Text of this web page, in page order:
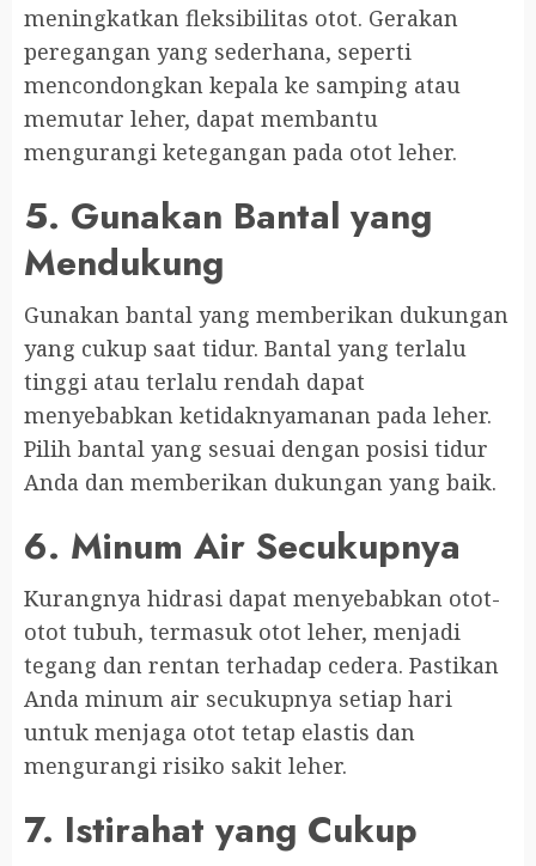
meningkatkan fleksibilitas otot. Gerakan
peregangan yang sederhana, seperti
mencondongkan kepala ke samping atau
memutar leher, dapat membantu
mengurangi ketegangan pada otot leher.
5. Gunakan Bantal yang
Mendukung
Gunakan bantal yang memberikan dukungan
yang cukup saat tidur. Bantal yang terlalu
tinggi atau terlalu rendah dapat
menyebabkan ketidaknyamanan pada leher.
Pilih bantal yang sesuai dengan posisi tidur
Anda dan memberikan dukungan yang baik.
6. Minum Air Secukupnya
Kurangnya hidrasi dapat menyebabkan otot-
otot tubuh, termasuk otot leher, menjadi
tegang dan rentan terhadap cedera. Pastikan
Anda minum air secukupnya setiap hari
untuk menjaga otot tetap elastis dan
mengurangi risiko sakit leher.
7. Istirahat yang Cukup